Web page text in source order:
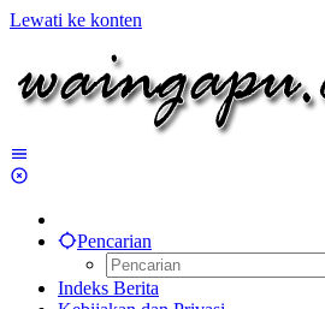
Lewati ke konten
Pencarian
Indeks Berita